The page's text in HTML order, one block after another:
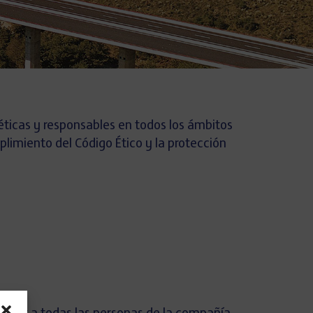
y responsables en todos los ámbitos
del Código Ético y la protección